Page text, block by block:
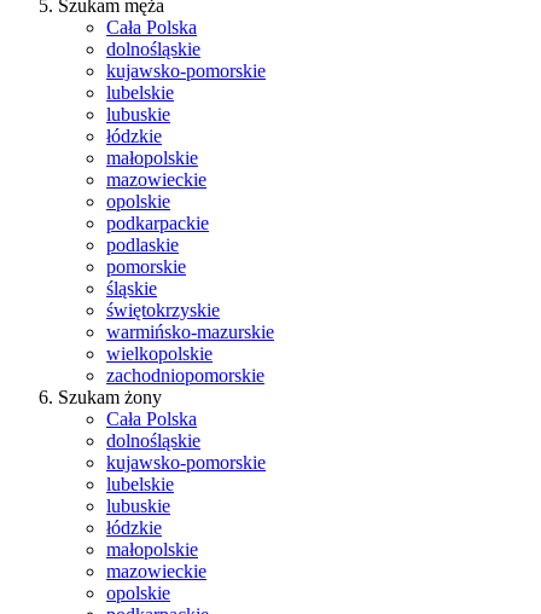
Szukam męża
Cała Polska
dolnośląskie
kujawsko-pomorskie
lubelskie
lubuskie
łódzkie
małopolskie
mazowieckie
opolskie
podkarpackie
podlaskie
pomorskie
śląskie
świętokrzyskie
warmińsko-mazurskie
wielkopolskie
zachodniopomorskie
Szukam żony
Cała Polska
dolnośląskie
kujawsko-pomorskie
lubelskie
lubuskie
łódzkie
małopolskie
mazowieckie
opolskie